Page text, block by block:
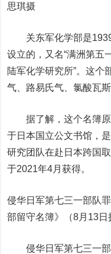
思琪摄
关东军化学部是1939
设立的，又名“满洲第五
陆军化学研究所”。这个
气、路易氏气、氯酸瓦
据了解，这个名簿原
于日本国立公文书馆，
研究团队在赴日本跨国
于2021年4月获得。
侵华日军第七三一部队
部留守名簿》（8月13
侵华日军第七三一部